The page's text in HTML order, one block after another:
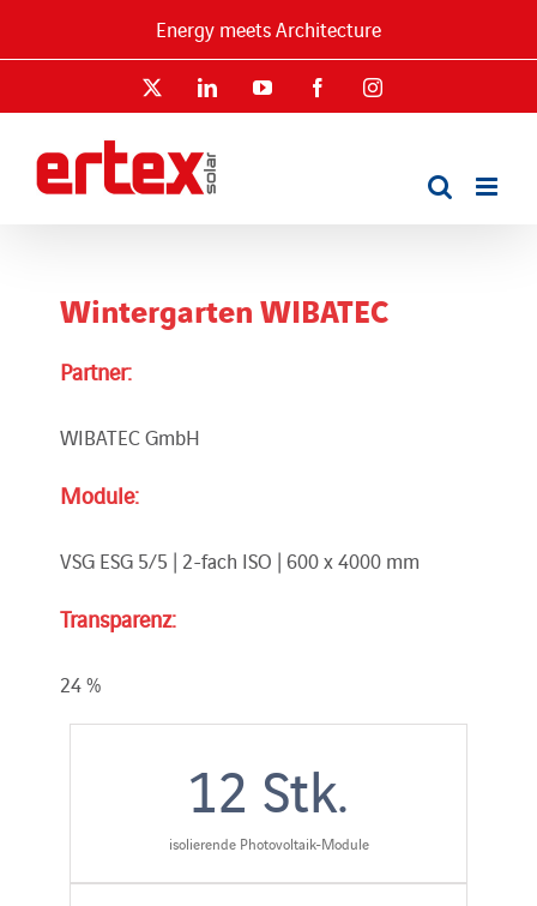
Energy meets Architecture
LinkedInYouTube FacebookInstagram
Wintergarten WIBATEC
Partner:
WIBATEC GmbH
Module:
VSG ESG 5/5 | 2-fach ISO | 600 x 4000 mm
Transparenz:
24 %
12 Stk.
isolierende Photovoltaik-Module